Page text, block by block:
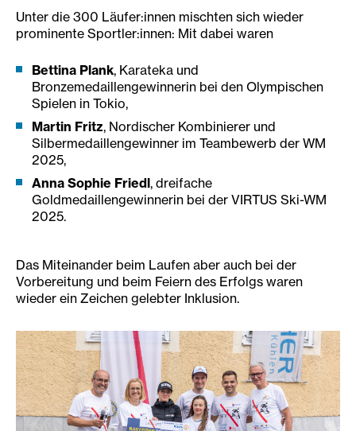
Unter die 300 Läufer:innen mischten sich wieder
prominente Sportler:innen: Mit dabei waren
Bettina Plank, Karateka und
Bronzemedaillengewinnerin bei den Olympischen
Spielen in Tokio,
Martin Fritz, Nordischer Kombinierer und
Silbermedaillengewinner im Teambewerb der WM
2025,
Anna Sophie Friedl, dreifache
Goldmedaillengewinnerin bei der VIRTUS Ski-WM
2025.
Das Miteinander beim Laufen aber auch bei der
Vorbereitung und beim Feiern des Erfolgs waren
wieder ein Zeichen gelebter Inklusion.